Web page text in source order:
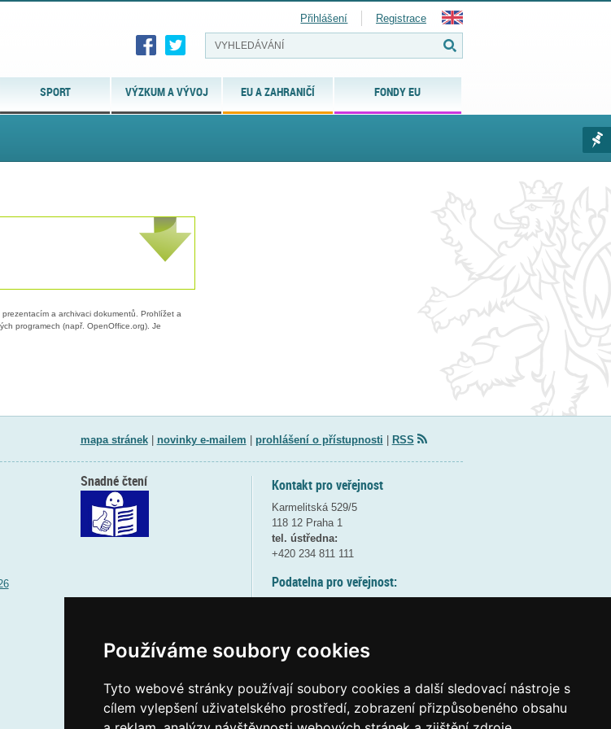
Používáme soubory cookies
Tyto webové stránky používají soubory cookies a další sledovací nástroje s
cílem vylepšení uživatelského prostředí, zobrazení přizpůsobeného obsahu
SPORT VÝZKUM A VÝVOJ EU A ZAHRANIČÍ FONDY EU
Přihlášení Registrace
a archivaci dokumentů. Prohlížet a
programech (např. OpenOffice.org). Je
mapa stránek| novinky e-mailem prohlášení o přístupnosti RSS
Kontakt pro veřejnost
Karmelitská 529/5
118 12 Praha 1
tel. ústředna:
+420 234 811 111
Podatelna pro veřejnost:
(více informací
Elektronická podatelna:
Snadné čtení